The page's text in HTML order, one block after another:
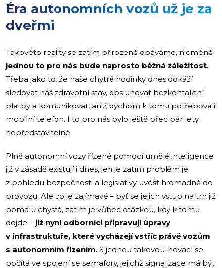
Éra autonomních vozů už je za
dveřmi
Takovéto reality se zatím přirozeně obáváme, nicméně
jednou to pro nás bude naprosto běžná záležitost.
Třeba jako to, že naše chytré hodinky dnes dokáží
sledovat náš zdravotní stav, obsluhovat bezkontaktní
platby a komunikovat, aniž bychom k tomu potřebovali
mobilní telefon. I to pro nás bylo ještě před pár lety
nepředstavitelné.
Plně autonomní vozy řízené pomocí umělé inteligence
již v zásadě existují i dnes, jen je zatím problém je
z pohledu bezpečnosti a legislativy uvést hromadně do
provozu. Ale co je zajímavé – byť se jejich vstup na trh již
pomalu chystá, zatím je vůbec otázkou, kdy k tomu
dojde – již nyní odborníci připravují úpravy
v infrastruktuře, které vycházejí vstříc právě vozům
s autonomním řízením. S jednou takovou inovací se
počítá ve spojení se semafory, jejichž signalizace má být